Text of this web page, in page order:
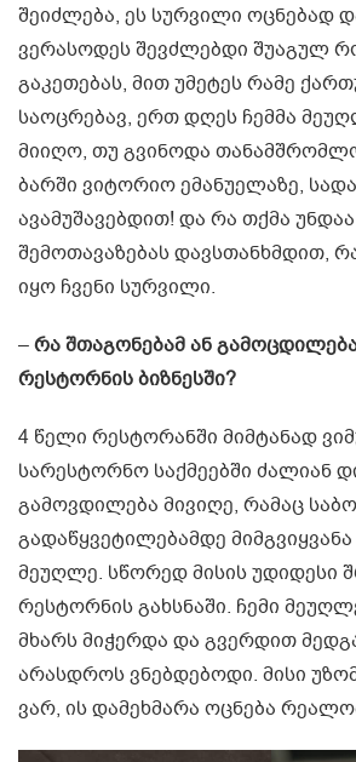
შეიძლება, ეს სურვილი ოცნებად
ვერასოდეს შევძლებდი შუაგულ
გაკეთებას, მით უმეტეს რამე
საოცრებავ, ერთ დღეს ჩემმა
მიიღო, თუ გვინოდა
ბარში ვიტორიო ემანუელაზე,
ავამუშავებდით! და რა თქმა უნდაა
შემოთავაზებას დავსთანხმდით,
იყო ჩვენი სურვილი.
–რა შთაგონებამ ან
რესტორნის ბიზნესში?
4 წელი რესტორანში მიმტანად
სარესტორნო საქმეებში ძალიან
გამოვდილება მივიღე, რამაც
გადაწყვეტილებამდე მიმგვიყვანა
მეუღლე. სწორედ მისის უდიდესი
რესტორნის გახსნაში. ჩემი
მხარს მიჭერდა და გვერდით
არასდროს ვნებდებოდი. მისი
ვარ, ის დამეხმარა ოცნება